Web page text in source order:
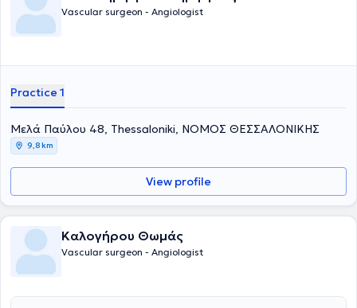
Vascular surgeon - Angiologist
Practice 1
Μελά Παύλου 48, Thessaloniki, ΝΟΜΟΣ ΘΕΣΣΑΛΟΝΙΚΗΣ
9,8 km
View profile
Καλογήρου Θωμάς
Vascular surgeon - Angiologist